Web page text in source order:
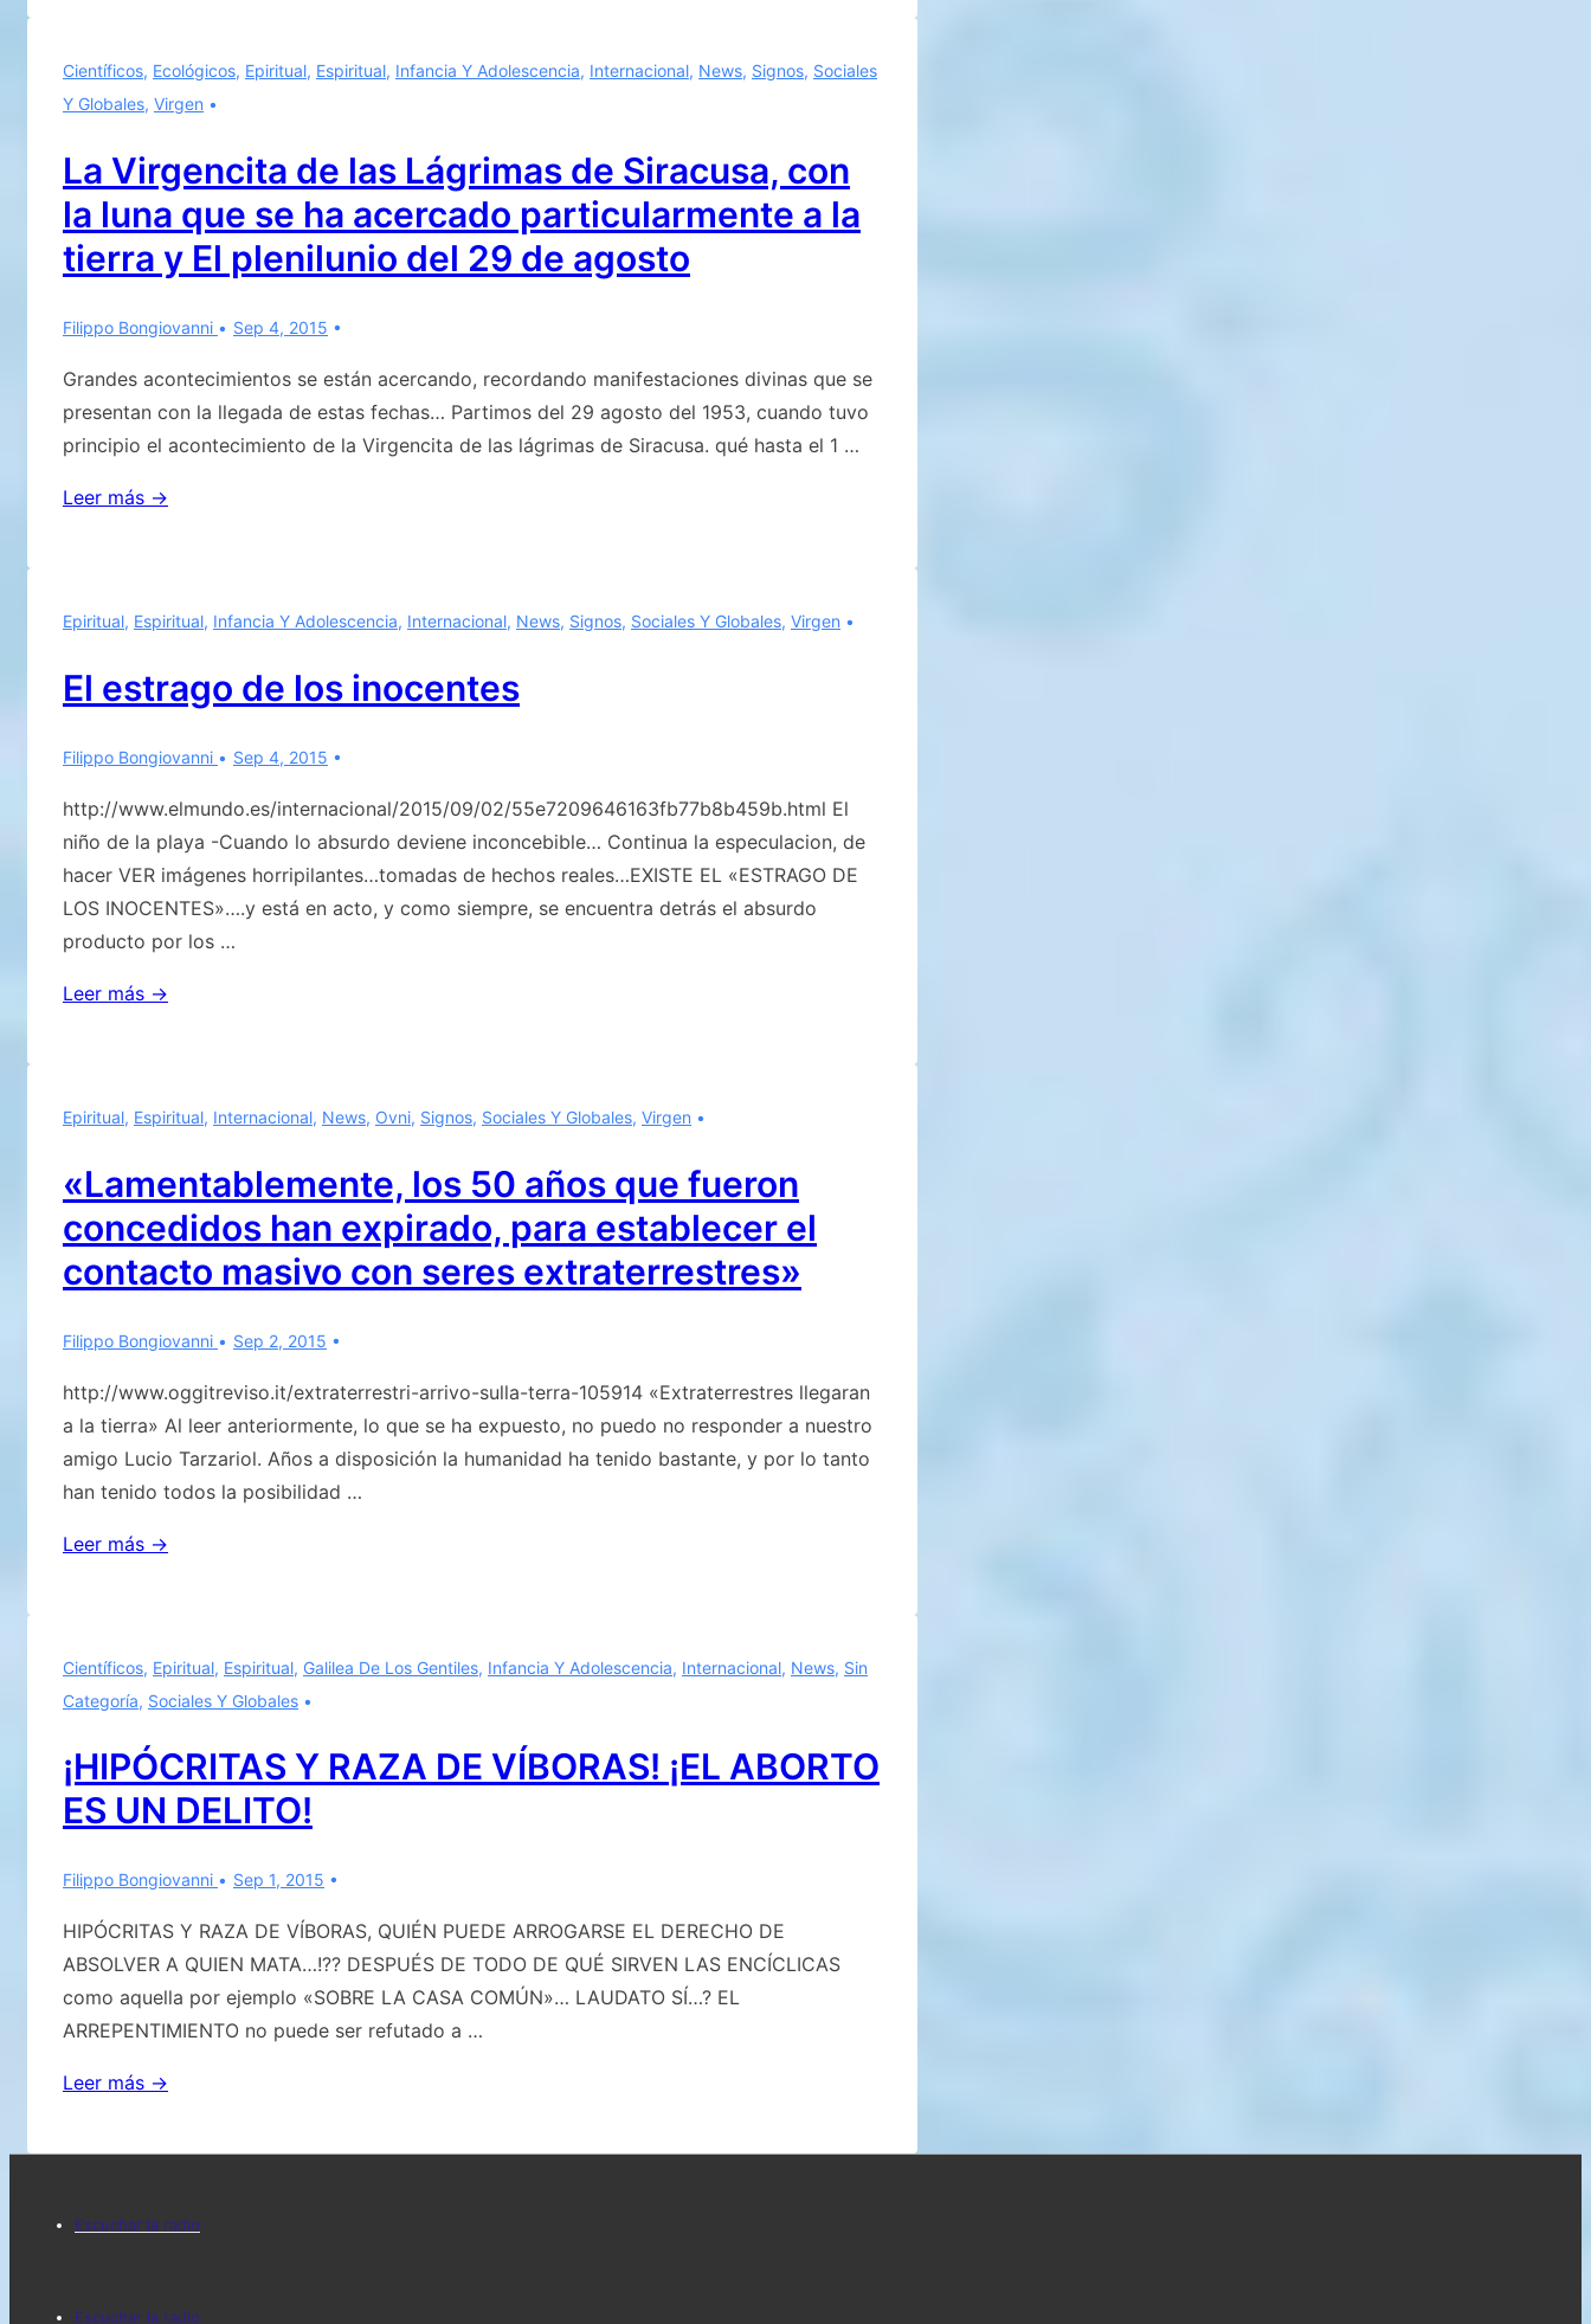
que
se
Eugenio
Siragusa
para
dar
conocer
sus
fracasos.»El
Hijo
Eugenio
la
de
Giorgio
Científicos, Ecológicos, Epiritual, Espiritual, Infancia Y Adolescencia, Internacional, News, Signos, Sociales
Y Globales, Virgen
La Virgencita de las Lágrimas de Siracusa, con
la luna que se ha acercado particularmente a la
tierra y El plenilunio del 29 de agosto
Filippo Bongiovanni Sep 4, 2015
Grandes acontecimientos se están acercando, recordando manifestaciones divinas que se
presentan con la llegada de estas fechas… Partimos del 29 agosto del 1953, cuando tuvo
principio el acontecimiento de la Virgencita de las lágrimas de Siracusa. qué hasta el 1 …
La
Lágrimas
Siracusa,
la
que
particularmente
a
El
del
29
de
agosto
Leer más →
Epiritual, Espiritual, Infancia Y Adolescencia, Internacional, News, Signos, Sociales Y Globales, Virgen
El estrago de los inocentes
Filippo Bongiovanni Sep 4, 2015
http://www.elmundo.es/internacional/2015/09/02/55e7209646163fb77b8b459b.html El
niño de la playa -Cuando lo absurdo deviene inconcebible… Continua la especulacion, de
hacer VER imágenes horripilantes…tomadas de hechos reales…EXISTE EL «ESTRAGO DE
LOS INOCENTES»….y está en acto, y como siempre, se encuentra detrás el absurdo
producto por los …
El
inocentes
Leer más →
Epiritual, Espiritual, Internacional, News, Ovni, Signos, Sociales Y Globales, Virgen
«Lamentablemente, los 50 años que fueron
concedidos han expirado, para establecer el
contacto masivo con seres extraterrestres»
Filippo Bongiovanni Sep 2, 2015
http://www.oggitreviso.it/extraterrestri-arrivo-sulla-terra-105914 «Extraterrestres llegaran
a la tierra» Al leer anteriormente, lo que se ha expuesto, no puedo no responder a nuestro
amigo Lucio Tarzariol. Años a disposición la humanidad ha tenido bastante, y por lo tanto
han tenido todos la posibilidad …
«Lamentablemente,
que
fueron
concedidos
han
expirado,
establecer
contacto
masivo
con
seres
extraterrestres»
Leer más →
Científicos, Epiritual, Espiritual, Galilea De Los Gentiles, Infancia Y Adolescencia, Internacional, News, Sin
Categoría, Sociales Y Globales
¡HIPÓCRITAS Y RAZA DE VÍBORAS! ¡EL ABORTO
ES UN DELITO!
Filippo Bongiovanni Sep 1, 2015
HIPÓCRITAS Y RAZA DE VÍBORAS, QUIÉN PUEDE ARROGARSE EL DERECHO DE
ABSOLVER A QUIEN MATA…!?? DESPUÉS DE TODO DE QUÉ SIRVEN LAS ENCÍCLICAS
como aquella por ejemplo «SOBRE LA CASA COMÚN»… LAUDATO SÍ…? EL
ARREPENTIMIENTO no puede ser refutado a …
¡HIPÓCRITAS
RAZA
VÍBORAS!
ES
Leer más →
Menú
pie
Escuchar la radio
Menú
Escuchar la radio